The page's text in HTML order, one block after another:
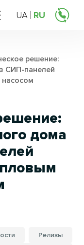
UA RU
решение:
СИП-панелей
дома
Релизы